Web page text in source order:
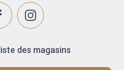
des magasins